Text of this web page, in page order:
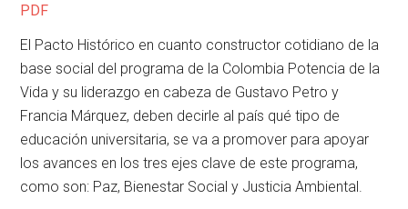
PDF
El Pacto Histórico en cuanto constructor cotidiano de la
base social del programa de la Colombia Potencia de la
Vida y su liderazgo en cabeza de Gustavo Petro y
Francia Márquez, deben decirle al país qué tipo de
educación universitaria, se va a promover para apoyar
los avances en los tres ejes clave de este programa,
como son: Paz, Bienestar Social y Justicia Ambiental.